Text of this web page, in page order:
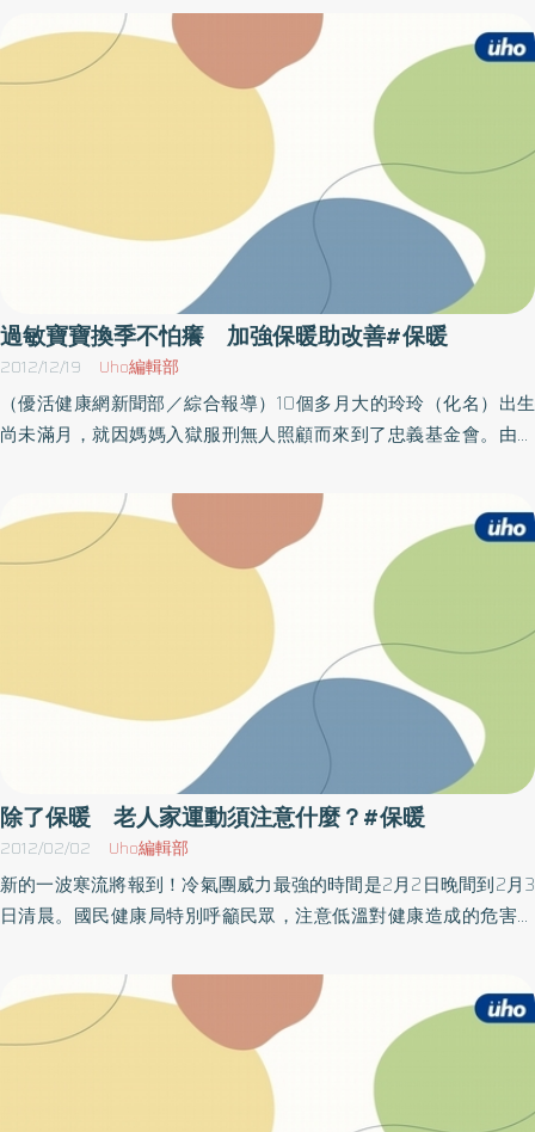
血管急症。
做好保暖措施，以免造成血壓升高，誘發心絞痛、心肌梗塞或中
風。天氣變冷容易引起血管收縮、血壓上升，呼籲心血管疾病患
者，面臨冷氣團來襲，要定期量血壓，並遵守醫囑服用藥物。同時
要特別注意保暖，除帽子、口罩、手套及保暖衣物不可少外，須防
止鞋襪潮濕，以避免足部凍傷。另要避免長時間泡在溫泉中，以免
因四肢血管擴張，周邊血流量遽增，引發心血管或腦血管急症。而
夜晚或早晨起床，不宜急遽站起，應緩緩起身稍坐床邊幾分鐘，無
頭暈等異常症狀再站起來，以預防姿態性低血壓引起的暈厥或跌
倒。此外，國民健康局更提醒全國65歲以上之長輩，可能因環境溫
度變化而使反應變遲鈍，在這段期間，家人要特別關照長輩的起居
與活動，確實保暖及攝取足夠的熱食與水分，以維持熱量，避免過
多的熱能散失；如發生低體溫時，要設法取暖，迅速送醫。此外，
在寒溫中應儘量減少外出，最好等太陽出來、氣溫回升後再出門運
動，以免因周邊循環及神經肌肉系統反應鈍化，而增加跌傷、骨折
的風險。再次呼籲民眾牢記「FAST」口訣，以辨別中風四步驟，把
面部表情，兩邊的臉是否對稱，再來是ARM，請患者將雙手抬高平
舉，觀察其中一隻手是否會無力下垂，SPEECH，請患者讀一句話、
觀察是否清晰、完整；當出現其中一種症狀時，就要趕快送醫，最
後是TIME，要明確記下發作時間，立刻送醫。
過敏寶寶換季不怕癢 加強保暖助改善#保暖
2012/12/19 Uho編輯部
（優活健康網新聞部／綜合報導）10個多月大的玲玲（化名）出生
尚未滿月，就因媽媽入獄服刑無人照顧而來到了忠義基金會。由於
寶寶。尤其天氣一變化，肌膚的龜裂、乾燥及發癢，種種肌膚的不
適，往往讓玲玲哭鬧的抓癢不停。而長期參與公益的開業診所黃政
傑院長，為改善孩子皮膚紅腫過敏症狀，定期到忠義基金會義診；
他表示，由於0-2歲的嬰幼兒皮膚對溫度的調控是比較差的，尤其天
氣寒冷的時候，最常見的就是有斑駁、網狀的花紋出現，這是皮膚
下的血管，在溫差變化大時都有可能出現，只要加強保暖，這樣的
情況通常在6個月後會逐漸消失。黃政傑指出，因新生兒或嬰幼童的
皮脂腺與汗腺的功能尚未完全成熟，在秋冬保養時更需注意，如洗
澡的頻率大概一週兩次就可以，不需要天天洗澡；平日時只要在
頭、臉、手、尿布區稍微用溫和的清潔劑清潔即可。若次數太過頻
繁，又沒有用適當的乳液保溼，就會產生乾燥、粗糙、搔癢、甚至
龜裂的問題。另外，衣物上除了保暖外也要注意通風，避免過多造
成悶熱而引發疹子。在飲食上，少吃炸的、辣的、或刺激性食物，
應該多吃青菜蔬果，也可以讓小朋友食用適當的益生菌，以增加身
體抵抗力。忠義基金會從事61年的兒少服務，照顧近六千多位的孩
24小時用心日常生活照料外，面對寒冬氣候轉變，除了注意流行性
感冒外，孩子也較容易有皮膚過敏的問題產生。忠義基金會表示，
失去依靠的孩子，就像是隨風飄散的蒲公英，不敢想像幸福留駐身
旁的可能。忠義孩子們成長的過程除了需要愛的關懷外，還需要各
界物資支援及醫療的輔助。無論個人或企業團體，即日起，皆以可
除了保暖 老人家運動須注意什麼？#保暖
2012/02/02 Uho編輯部
新的一波寒流將報到！冷氣團威力最強的時間是2月2日晚間到2月3
日清晨。國民健康局特別呼籲民眾，注意低溫對健康造成的危害，
發心血管疾病及其併發症發生。依據國民健康局「2007年台灣地區
高血壓、高血糖、高血脂之追蹤調查研究」顯示，20歲以上的民眾
中，有四成（約700萬人）患有三高的任一項疾病。面臨寒流來襲，
提醒前述三高患者，天氣變冷容易引起血管收縮、血壓上升，定期
血壓監測要做好，並遵守醫囑服用藥物。同時要特別注意保暖，除